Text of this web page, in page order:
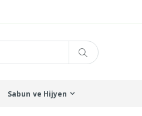
Sabun ve Hijyen